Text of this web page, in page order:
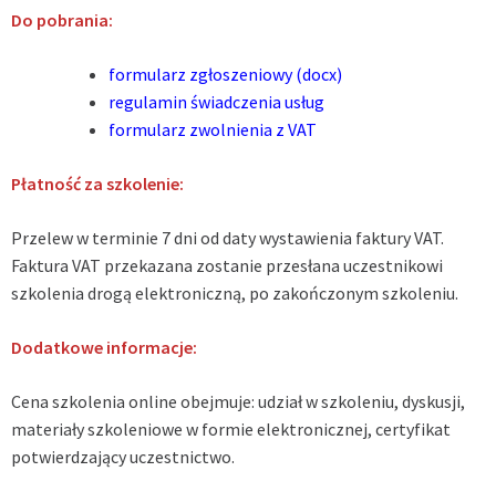
Do pobrania:
formularz zgłoszeniowy (docx)
regulamin świadczenia usług
formularz zwolnienia z VAT
Płatność za szkolenie:
Przelew w terminie 7 dni od daty wystawienia faktury VAT.
Faktura VAT przekazana zostanie przesłana uczestnikowi
szkolenia drogą elektroniczną, po zakończonym szkoleniu.
Dodatkowe informacje:
Cena szkolenia online obejmuje: udział w szkoleniu, dyskusji,
materiały szkoleniowe w formie elektronicznej, certyfikat
potwierdzający uczestnictwo.